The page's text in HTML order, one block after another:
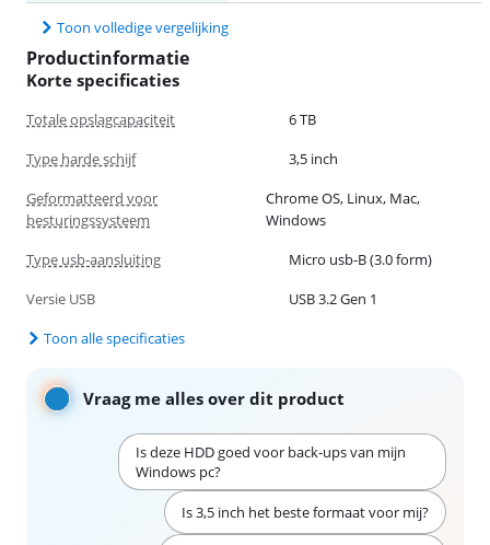
Toon volledige vergelijking
Productinformatie
Korte specificaties
Totale opslagcapaciteit
6 TB
Type harde schijf
3,5 inch
Geformatteerd voor
besturingssysteem
Chrome OS, Linux, Mac,
Windows
Type usb-aansluiting
Micro usb-B (3.0 form)
Versie USB
USB 3.2 Gen 1
Toon alle specificaties
Vraag me alles over dit product
Is deze HDD goed voor back-ups van mijn
Windows pc?
Is 3,5 inch het beste formaat voor mij?